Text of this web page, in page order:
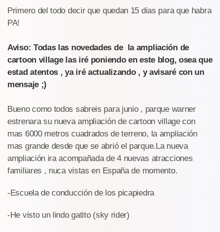
Primero del todo decir que quedan 15 dias para que habra
PA!
Aviso: Todas las novedades de la ampliación de
cartoon village las iré poniendo en este blog, osea que
estad atentos , ya iré actualizando , y avisaré con un
mensaje ;)
Bueno como todos sabreis para junio , parque warner
estrenara su nueva ampliación de cartoon village con
mas 6000 metros cuadrados de terreno, la ampliación
mas grande desde que se abrió el parque.La nueva
ampliación ira acompañada de 4 nuevas atracciones
familiares , nuca vistas en España de momento.
-Escuela de conducción de los picapiedra
-He visto un lindo gatito (sky rider)